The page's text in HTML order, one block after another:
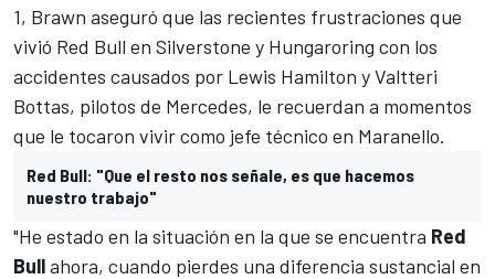
1, Brawn aseguró que las recientes frustraciones que
vivió Red Bull en Silverstone y Hungaroring con los
accidentes causados por Lewis Hamilton yValtteri
Bottas, pilotos de Mercedes, le recuerdan a momentos
que le tocaron vivir como jefe técnico en Maranello.
Red Bull: "Que el resto nos señale, es que hacemos
nuestro trabajo"
"He estado en la situación en la que se encuentra Red
Bullahora, cuando pierdes una diferencia sustancial en